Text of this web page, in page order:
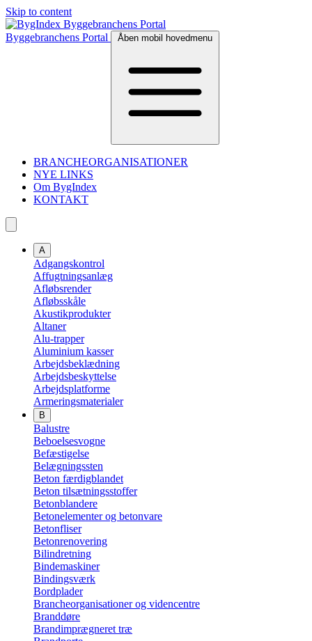
Skip to content
Byggebranchens Portal Åben mobil hovedmenu
BRANCHEORGANISATIONER
NYE LINKS
Om BygIndex
KONTAKT
A
Adgangskontrol
Affugtningsanlæg
Afløbsrender
Afløbsskåle
Akustikprodukter
Altaner
Alu-trapper
Aluminium kasser
Arbejdsbeklædning
Arbejdsbeskyttelse
Arbejdsplatforme
Armeringsmaterialer
B
Balustre
Beboelsesvogne
Befæstigelse
Belægningssten
Beton færdigblandet
Beton tilsætningsstoffer
Betonblandere
Betonelementer og betonvare
Betonfliser
Betonrenovering
Bilindretning
Bindemaskiner
Bindingsværk
Bordplader
Brancheorganisationer og videncentre
Branddøre
Brandimprægneret træ